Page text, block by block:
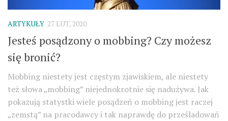
ARTYKUŁY 27 LUT, 2020
Jesteś posądzony o mobbing? Czy możesz
się bronić?
Mobbing niestety jest częstym zjawiskiem, ale niestety
też słowa „mobbing” niejednokrotnie się nadużywa. Jak
pokazują statystki wiele posądzeń o mobbing jest raczej
„zemstą” na pracodawcy i tak naprawdę do prześladowań